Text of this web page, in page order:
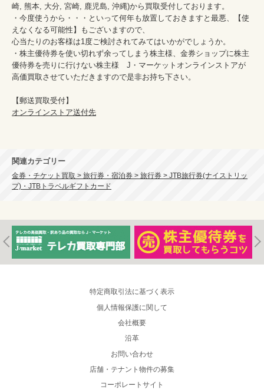
崎, 熊本, 大分, 宮崎, 鹿児島, 沖縄)から買取受付しております。
・今度使うから・・・といって何年も放置しておきますと最悪、【使
えなくなる可能性】もございますので、
心当たりのお客様は1度ご検討されてみてはいかがでしょうか。
・株主優待券を使い切れず余ってしまう株主様、金券ショップに株主
優待券を売りに行けない株主様　J・マーケットオンラインストアが
高価買取させていただきますので是非お持ち下さい。
オンラインストア送付先
関連カテゴリー
金券・チケット買取 > 旅行券・宿泊券 > 旅行券 > JTB旅行券(ナイストリッ
プ)・JTBトラベルギフトカード
特定商取引法に基づく表示
個人情報保護に関して
会社概要
沿革
お問い合わせ
店舗・テナント物件の募集
コーポレートサイト